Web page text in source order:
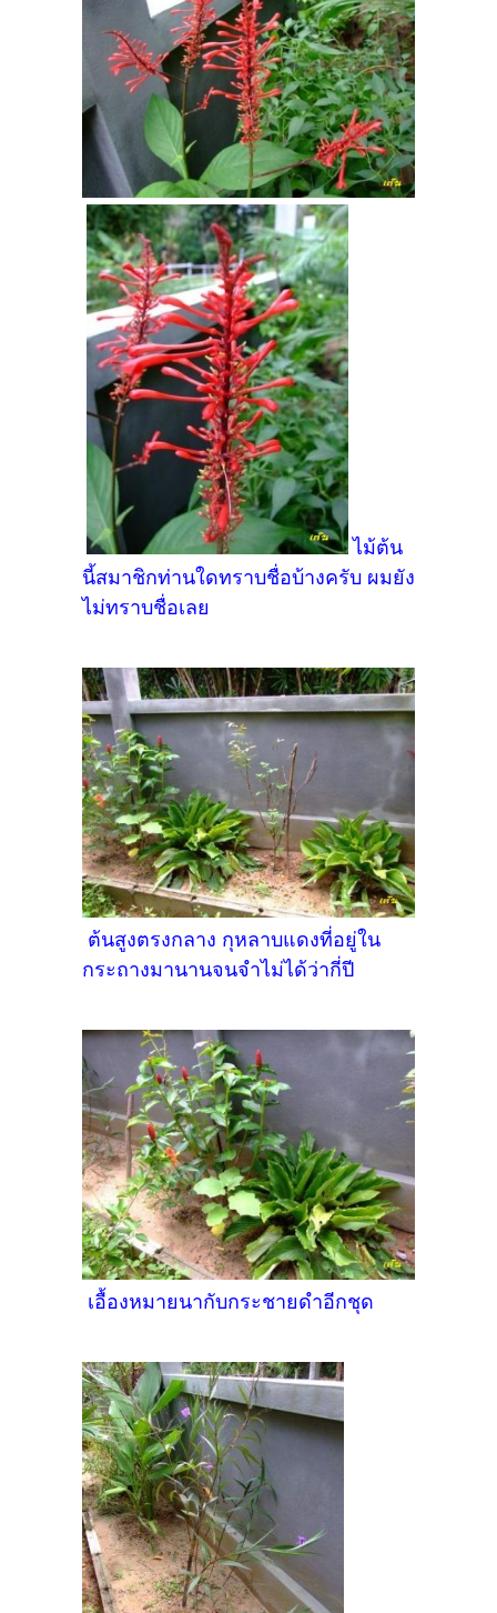
ไม้ต้น
นี้สมาชิกท่านใดทราบชื่อบ้างครับ ผมยัง
ไม่ทราบชื่อเลย
ต้นสูงตรงกลาง กุหลาบแดงที่อยู่ใน
กระถางมานานจนจำไม่ได้ว่ากี่ปี
เอื้องหมายนากับกระชายดำอีกชุด